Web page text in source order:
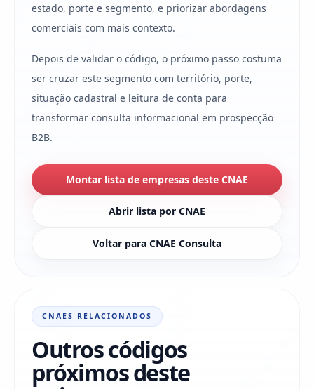
estado, porte e segmento, e priorizar abordagens
comerciais com mais contexto.
Depois de validar o código, o próximo passo costuma
ser cruzar este segmento com território, porte,
situação cadastral e leitura de conta para
transformar consulta informacional em prospecção
B2B.
Montar lista de empresas deste CNAE
Abrir lista por CNAE
Voltar para CNAE Consulta
CNAES RELACIONADOS
Outros códigos
próximos deste